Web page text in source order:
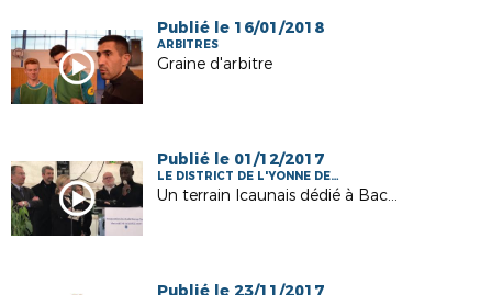
Publié le 16/01/2018
ARBITRES
Graine d'arbitre
Publié le 01/12/2017
LE DISTRICT DE L'YONNE DE
FOOTBALL
Un terrain Icaunais dédié à Bacary SAGNA
Publié le 23/11/2017